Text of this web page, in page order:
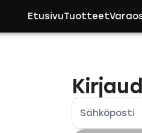
EtusivuTuotteet
Sähköposti